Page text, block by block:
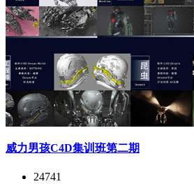
威力男孩C4D集训班第二期
24741